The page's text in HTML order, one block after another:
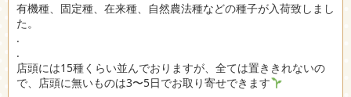
有機種、固定種、在来種、自然農法種などの種子が入荷致しまし
た。
.
.
店頭には15種くらい並んでおりますが、全ては置ききれないの
で、店頭に無いものは3〜5日でお取り寄せできます